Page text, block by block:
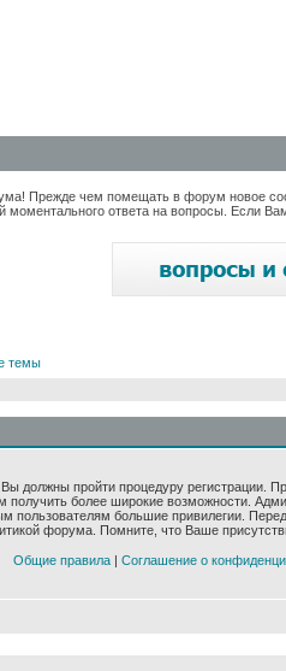
Прежде чем помещать в форум новое
моментального ответа на вопросы. Если
темы
должны пройти процедуру регистрации.
получить более широкие возможности.
пользователям большие привилегии.
форума. Помните, что Ваше
Общие правила| Соглашение о